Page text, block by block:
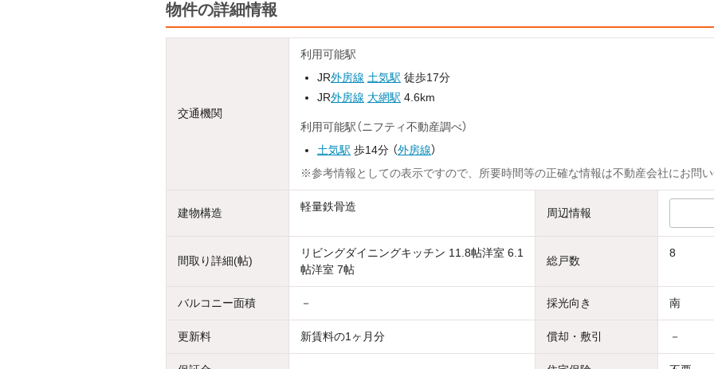
物件の詳細情報
交通機関
利用可能駅
JR外房線 土気駅 徒歩17分
JR外房線 大網駅 4.6km
利用可能駅（ニフティ不動産調べ）
土気駅 歩14分 （外房線）
※参考情報としての表示ですので、所要時間等の正確な情報は不動産会社にお問い
建物構造 軽量鉄骨造 周辺情報
間取り詳細(帖)
リビングダイニングキッチン 11.8帖洋室 6.1
帖洋室 7帖
総戸数
8
バルコニー面積 － 採光向き 南
更新料 新賃料の1ヶ月分 償却・敷引 －